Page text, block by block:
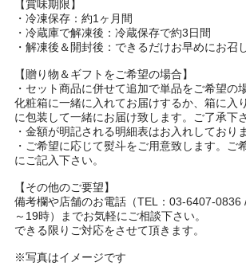
【賞味期限】
・冷凍保存：約1ヶ月間
・冷蔵庫で解凍後：冷蔵保存で約3日間
・解凍後＆開封後：できるだけお早めにお召
【贈り物＆ギフトをご希望の場合】
・セット商品に併せて追加で単品をご希望の
化粧箱に一緒に入れてお届けするか、箱に入
に包装して一緒にお届け致します。ご了承下さ
・金額が明記される明細表はお入れしており
・ご希望に応じて熨斗をご用意致します。ご
にご記入下さい。
【その他のご要望】
備考欄や店舗のお電話（TEL：03-6407-0836
～19時）までお気軽にご相談下さい。
できる限りご対応をさせて頂きます。
※写真はイメージです